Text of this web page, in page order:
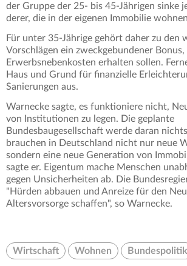
der Gruppe der 25- bis 45-Jährigen sinke
derer, die in der eigenen Immobilie
Für unter 35-Jährige gehört daher zu den
Vorschlägen ein zweckgebundener
Erwerbsnebenkosten erhalten sollen.
Haus und Grund für finanzielle
Sanierungen aus.
Warnecke sagte, es funktioniere nicht,
von Institutionen zu legen. Die geplante
Bundesbaugesellschaft werde daran
brauchen in Deutschland nicht nur neue
sondern eine neue Generation von
sagte er. Eigentum mache Menschen
gegen Unsicherheiten ab. Die
"Hürden abbauen und Anreize für den
Altersvorsorge schaffen", so Warnecke.
Wirtschaft Wohnen Bundespolitik